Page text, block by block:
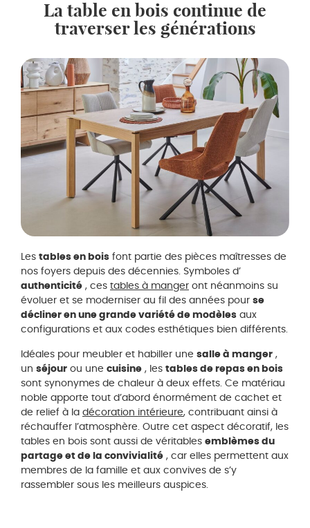
La table en bois continue de
traverser les générations
Les tables en bois font partie des pièces maîtresses de
nos foyers depuis des décennies. Symboles d’
authenticité , ces tables à manger ont néanmoins su
évoluer et se moderniser au fil des années pour se
décliner en une grande variété de modèles aux
configurations et aux codes esthétiques bien différents.
Idéales pour meubler et habiller une salle à manger ,
un séjour ou une cuisine , les tables de repas en bois
sont synonymes de chaleur à deux effets. Ce matériau
noble apporte tout d’abord énormément de cachet et
de relief à la décoration intérieure, contribuant ainsi à
réchauffer l’atmosphère. Outre cet aspect décoratif, les
tables en bois sont aussi de véritables emblèmes du
partage et de la convivialité , car elles permettent aux
membres de la famille et aux convives de s’y
rassembler sous les meilleurs auspices.